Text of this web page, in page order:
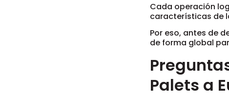
Cada operación
características de
Por eso, antes de
de forma global
Palets a